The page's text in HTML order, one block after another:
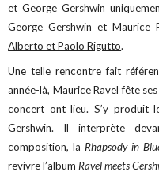
et George Gershwin
George Gershwin et Maurice
Alberto et Paolo Rigutto.
Une telle rencontre fait
année-là, Maurice Ravel fête
concert ont lieu. S’y produit
Gershwin. Il interprète
composition, la Rhapsody in
revivre l’album Ravel meets